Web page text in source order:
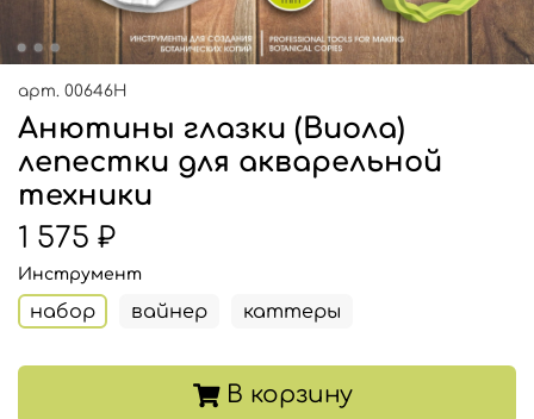
арт. 00646Н
Анютины глазки (Виола)
лепестки для акварельной
техники
1 575 ₽
Инструмент
набор вайнер каттеры
В корзину